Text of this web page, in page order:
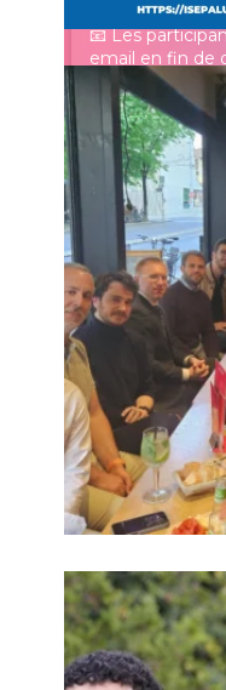
Charger plus
📧 Les
email en fin de
synthèse des
il y a 4 mois
Voir sur Facebook
oublié ?